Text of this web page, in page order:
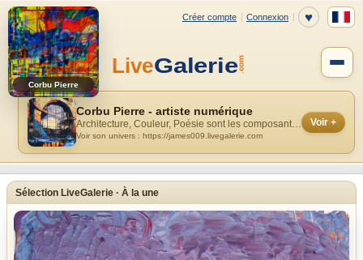
Corbu Pierre
Corbu Pierre - artiste numérique
Voir son univers : https://james009.livegalerie.com
Voir +
Sélection LiveGalerie · À la une